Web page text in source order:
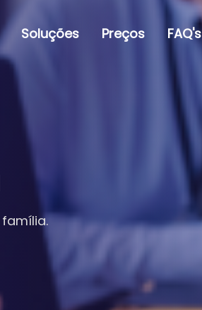
Soluções Preços FAQ's